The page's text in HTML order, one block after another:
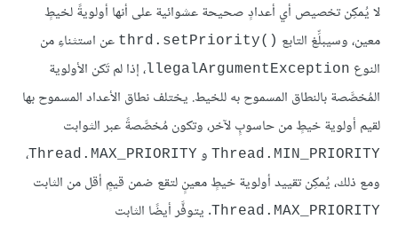
لا يُمكِن تخصيص أي أعدادٍ صحيحة عشوائية على أنها أولويةً لخيطٍ
معين، وسيبلِّغ التابع thrd.setPriority()‎ عن استثناءِ من
النوع llegalArgumentException، إذا لم تَكن الأولوية
المُخصَّصة بالنطاق المسموح به للخيط. يختلف نطاق الأعداد المسموح بها
لقيم أولوية خيطٍ من حاسوبٍ لآخر، وتكون مُخصَّصةً عبر الثوابت
Thread.MIN_PRIORITY و Thread.MAX_PRIORITY،
ومع ذلك، يُمكِن تقييد أولوية خيطٍ معينٍ لتقع ضمن قيمٍ أقل من الثابت
Thread.MAX_PRIORITY. يتوفَّر أيضًا الثابت